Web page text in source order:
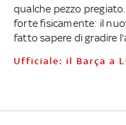
qualche pezzo
forte fisicamente: il
fatto sapere di gradire
Ufficiale: il Barça a